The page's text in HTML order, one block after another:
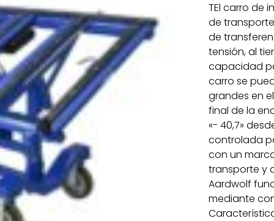
TEl carro de
de
de
tensión, al
capacidad
carro se
grandes en
final de la
«- 40,7»
controlada
con un
transporte y
Aardwolf
mediante